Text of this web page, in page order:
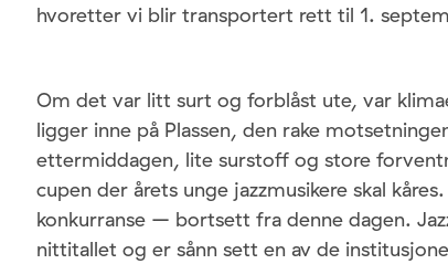
hvoretter vi blir transportert rett til 1.
Om det var litt surt og forblåst ute, var
ligger inne på Plassen, den rake
ettermiddagen, lite surstoff og store
cupen der årets unge jazzmusikere skal
konkurranse – bortsett fra denne dagen.
nittitallet og er sånn sett en av de